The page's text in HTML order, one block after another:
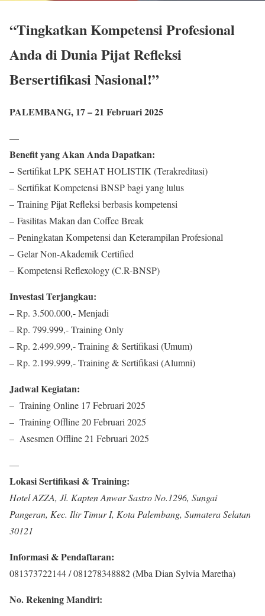
“Tingkatkan Kompetensi Profesional
Anda di Dunia Pijat Refleksi
Bersertifikasi Nasional!”
PALEMBANG, 17 – 21 Februari 2025
—
Benefit yang Akan Anda Dapatkan:
– Sertifikat LPK SEHAT HOLISTIK (Terakreditasi)
– Sertifikat Kompetensi BNSP bagi yang lulus
– Training Pijat Refleksi berbasis kompetensi
– Fasilitas Makan dan Coffee Break
– Peningkatan Kompetensi dan Keterampilan Profesional
– Gelar Non-Akademik Certified
– Kompetensi Reflexology (C.R-BNSP)
Investasi Terjangkau:
– Rp. 3.500.000,- Menjadi
– Rp. 799.999,- Training Only
– Rp. 2.499.999,- Training & Sertifikasi (Umum)
– Rp. 2.199.999,- Training & Sertifikasi (Alumni)
Jadwal Kegiatan:
– Training Online 17 Februari 2025
– Training Offline 20 Februari 2025
– Asesmen Offline 21 Februari 2025
—
Lokasi Sertifikasi & Training:
Hotel AZZA, Jl. Kapten Anwar Sastro No.1296, Sungai
Pangeran, Kec. Ilir Timur I, Kota Palembang, Sumatera Selatan
30121
Informasi & Pendaftaran:
081373722144 / 081278348882 (Mba Dian Sylvia Maretha)
No. Rekening Mandiri: